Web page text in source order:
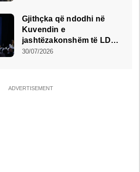
Gjithçka që ndodhi në
Kuvendin e
jashtëzakonshëm të LDK-
së
30/07/2026